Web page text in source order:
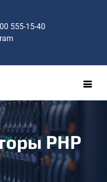
555-15-40
PHP